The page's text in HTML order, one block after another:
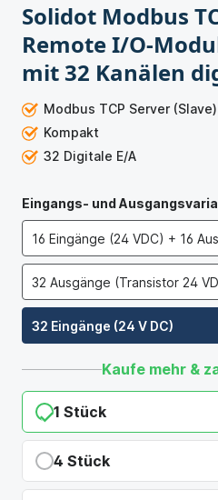
Solidot Modbus
Remote I/O-
mit 32 Kanälen
Modbus TCP Server (Slave)
Kompakt
32 Digitale E/A
Kaufe mehr &
1 Stück
4 Stück
Eingangs- und
16 Eingänge (24 VDC) + 16
32 Ausgänge (Transistor 24
32 Eingänge (24 V DC)